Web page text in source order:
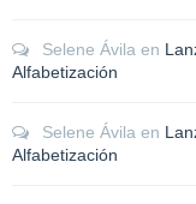
Selene Ávila en
Alfabetización
Selene Ávila en
Alfabetización